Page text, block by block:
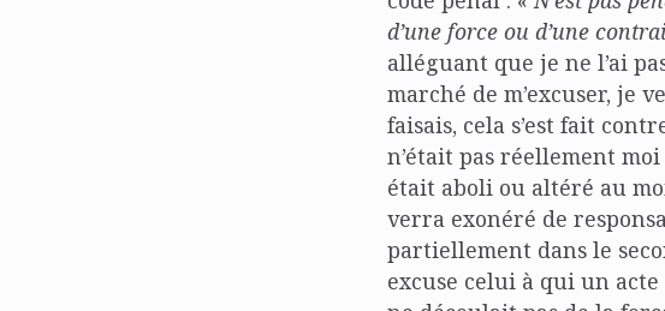
d’une force ou d’une
alléguant que je ne l’ai
marché de m’excuser, je
faisais, cela s’est fait
n’était pas réellement
était aboli ou altéré au
verra exonéré de
partiellement dans le
excuse celui à qui un